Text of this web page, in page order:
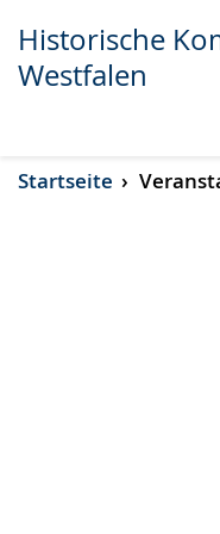
Transkript
Abspielen
Pausieren
Historische
Westfalen
Startseite